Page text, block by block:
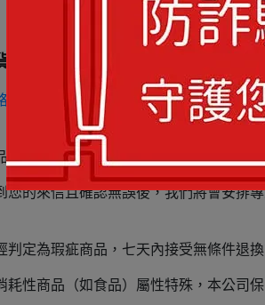
方式：
肯納園社會企業 ，以便我們能及時為您
必須為新品未拆狀態，並維持其完整性
您的來信且確認無誤後，我們將會安排
判定為瑕疵商品，七天內接受無條件退
耗性商品（如食品）屬性特殊，本公司